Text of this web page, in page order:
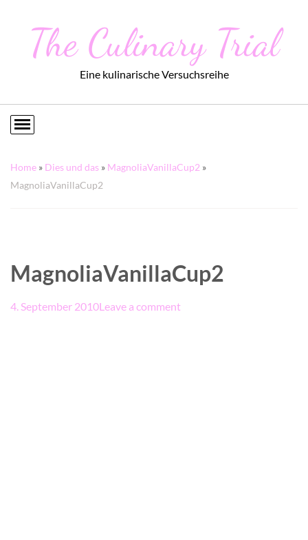
The Culinary Trial
Eine kulinarische Versuchsreihe
Home » Dies und das » MagnoliaVanillaCup2 »
MagnoliaVanillaCup2
MagnoliaVanillaCup2
4. September 2010Leave a comment